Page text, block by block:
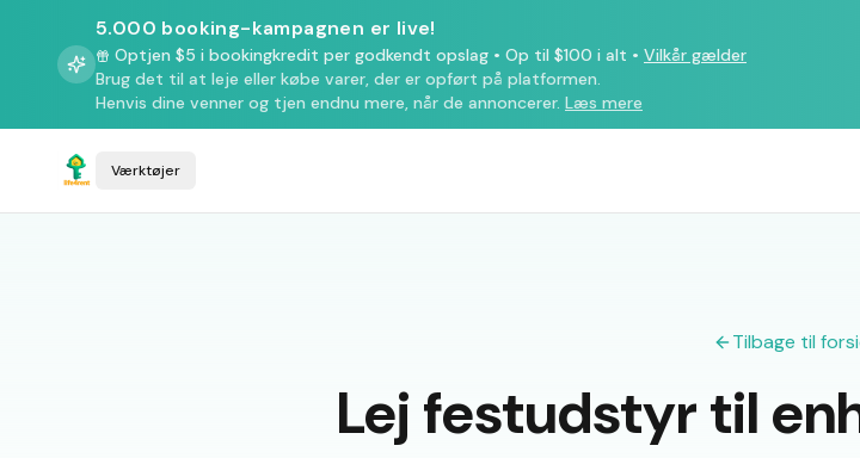
5.000 booking-kampagnen er live!
Optjen $5 i bookingkredit per godkendt opslag • Op til $100 i alt • Vilkår gælder
Brug det til at leje eller købe varer, der er opført på platformen.
Henvis dine venner og tjen endnu mere, når de annoncerer. Læs mere
Værktøjer
Tilbage til
Lej festudstyr til